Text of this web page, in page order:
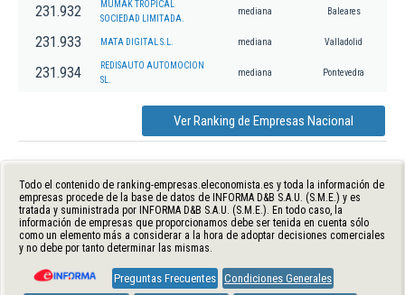
231.932
MUMAK TROPICAL
SOCIEDAD LIMITADA.
mediana Baleares
231.933 MATA DIGITAL S.L. mediana Valladolid
231.934
REDISAUTO AUTOMOCION
SL.
mediana Pontevedra
Ver Ranking de Empresas Nacional
Todo el contenido de ranking-empresas.eleconomista.es y toda la información de
empresas procede de la base de datos de INFORMA D&B S.A.U. (S.M.E.) y es
tratada y suministrada por INFORMA D&B S.A.U. (S.M.E.). En todo caso, la
información de empresas que proporcionamos debe ser tenida en cuenta sólo
como un elemento más a considerar a la hora de adoptar decisiones comerciales
y no debe por tanto determinar las mismas.
Preguntas Frecuentes Condiciones Generales